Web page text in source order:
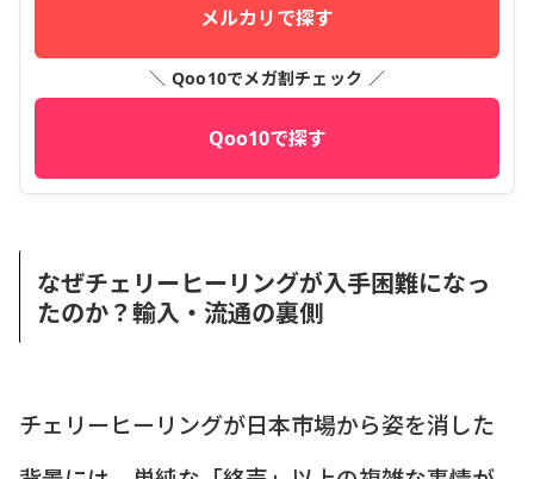
メルカリで探す
＼ Qoo10でメガ割チェック ／
Qoo10で探す
なぜチェリーヒーリングが入手困難になっ
たのか？輸入・流通の裏側
チェリーヒーリングが日本市場から姿を消した